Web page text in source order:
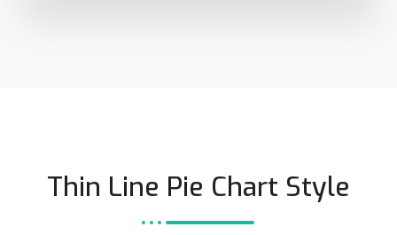
Thin Line Pie Chart Style